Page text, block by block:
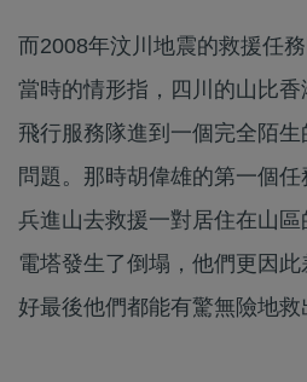
而2008年汶川地震的救援任
當時的情形指，四川的山比香
飛行服務隊進到一個完全陌
問題。那時胡偉雄的第一個
兵進山去救援一對居住在山
電塔發生了倒塌，他們更因
好最後他們都能有驚無險地救